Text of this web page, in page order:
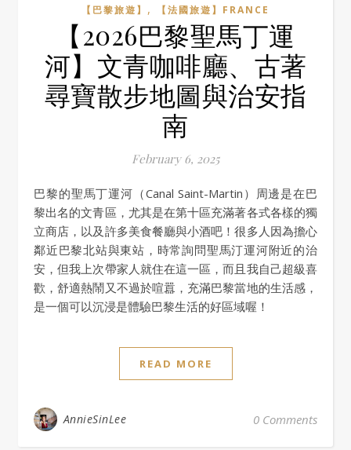
【巴黎旅遊】 , 【法國旅遊】FRANCE
【2026巴黎聖馬丁運
河】文青咖啡廳、古著
尋寶散步地圖與治安指
南
February 6, 2025
巴黎的聖馬丁運河（Canal Saint-Martin）周邊是在巴
黎出名的文青區，尤其是在第十區充滿著各式各樣的獨
立商店，以及許多美食餐廳與小酒吧！很多人因為擔心
鄰近巴黎北站與東站，時常詢問聖馬汀運河附近的治
安，但我上次帶家人就住在這一區，而且我自己超級喜
歡，舒適熱鬧又不過於喧囂，充滿巴黎當地的生活感，
是一個可以沉浸是體驗巴黎生活的好區域喔！
READ MORE
AnnieSinLee 0 Comments